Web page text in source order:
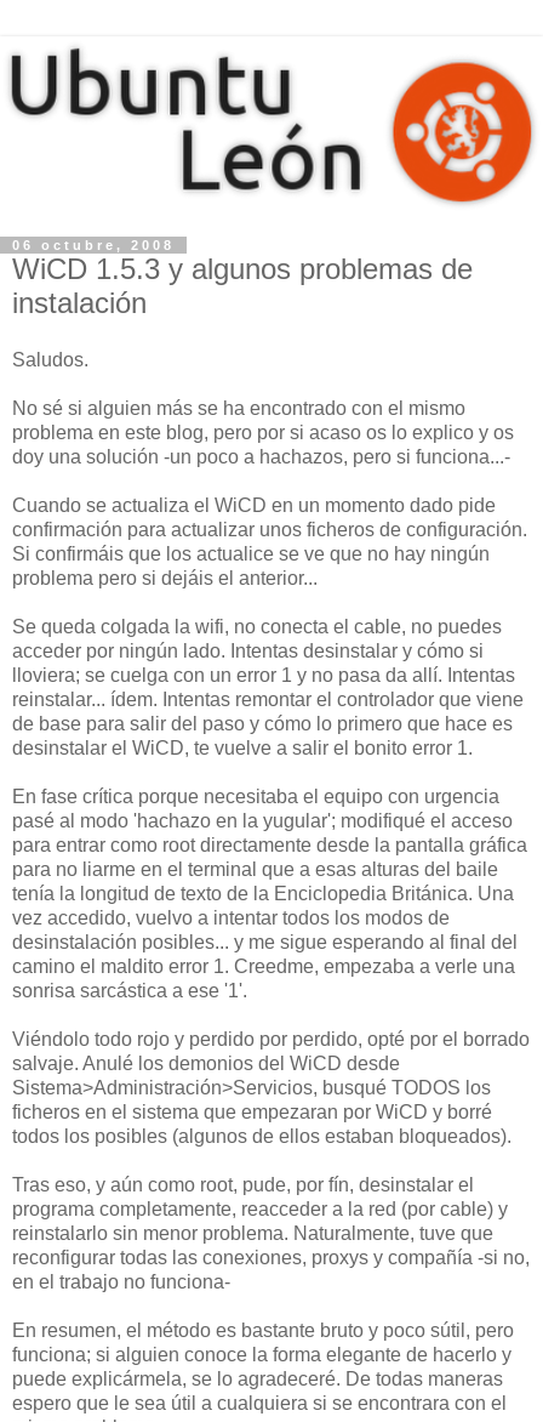
06 octubre, 2008
WiCD 1.5.3 y algunos problemas de
instalación
Saludos.
No sé si alguien más se ha encontrado con el mismo
problema en este blog, pero por si acaso os lo explico y os
doy una solución -un poco a hachazos, pero si funciona...-
Cuando se actualiza el WiCD en un momento dado pide
confirmación para actualizar unos ficheros de configuración.
Si confirmáis que los actualice se ve que no hay ningún
problema pero si dejáis el anterior...
Se queda colgada la wifi, no conecta el cable, no puedes
acceder por ningún lado. Intentas desinstalar y cómo si
lloviera; se cuelga con un error 1 y no pasa da allí. Intentas
reinstalar... ídem. Intentas remontar el controlador que viene
de base para salir del paso y cómo lo primero que hace es
desinstalar el WiCD, te vuelve a salir el bonito error 1.
En fase crítica porque necesitaba el equipo con urgencia
pasé al modo 'hachazo en la yugular'; modifiqué el acceso
para entrar como root directamente desde la pantalla gráfica
para no liarme en el terminal que a esas alturas del baile
tenía la longitud de texto de la Enciclopedia Británica. Una
vez accedido, vuelvo a intentar todos los modos de
desinstalación posibles... y me sigue esperando al final del
camino el maldito error 1. Creedme, empezaba a verle una
sonrisa sarcástica a ese '1'.
Viéndolo todo rojo y perdido por perdido, opté por el borrado
salvaje. Anulé los demonios del WiCD desde
Sistema>Administración>Servicios, busqué TODOS los
ficheros en el sistema que empezaran por WiCD y borré
todos los posibles (algunos de ellos estaban bloqueados).
Tras eso, y aún como root, pude, por fín, desinstalar el
programa completamente, reacceder a la red (por cable) y
reinstalarlo sin menor problema. Naturalmente, tuve que
reconfigurar todas las conexiones, proxys y compañía -si no,
en el trabajo no funciona-
En resumen, el método es bastante bruto y poco sútil, pero
funciona; si alguien conoce la forma elegante de hacerlo y
puede explicármela, se lo agradeceré. De todas maneras
espero que le sea útil a cualquiera si se encontrara con el